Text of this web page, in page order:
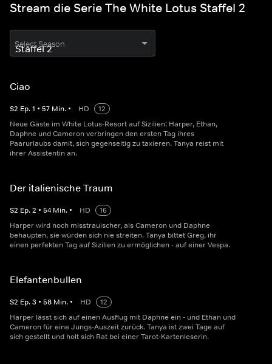
Stream die Serie The White Lotus Staffel 2
Select Season
Ciao
S2 Ep.1 • 57 Min. • HD
12
Neue Gäste im White Lotus-Resort auf Sizilien: Harper, Ethan,
Daphne und Cameron verbringen den ersten Tag ihres
Paarurlaubs damit, sich gegenseitig zu taxieren. Tanya reist mit
ihrer Assistentin an.
Der italienische Traum
S2 Ep.2 • 54 Min. • HD
16
Harper wird noch misstrauischer, als Cameron und Daphne
behaupten, sie würden sich nie streiten. Tanya bittet Greg, ihr
einen perfekten Tag auf Sizilien zu ermöglichen - auf einer Vespa.
Elefantenbullen
S2 Ep.3 • 58 Min. • HD
12
Harper lässt sich auf einen Ausflug mit Daphne ein - und Ethan und
Cameron für eine Jungs-Auszeit zurück. Tanya ist zwei Tage auf
sich gestellt und holt sich Rat bei einer Tarot-Kartenleserin.